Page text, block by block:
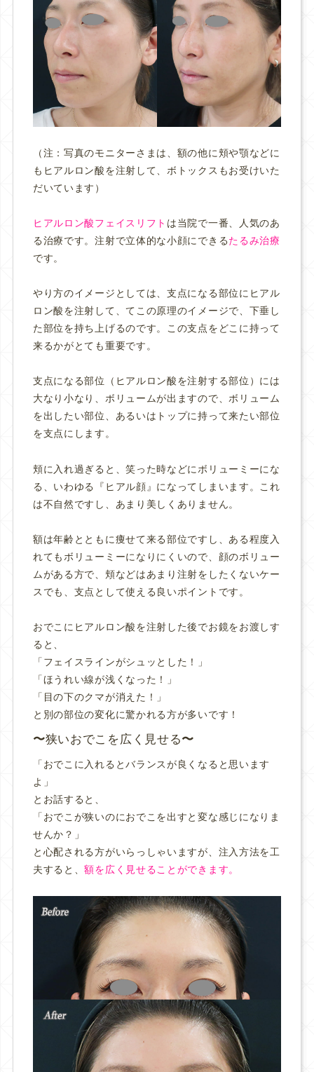
（注：写真のモニターさまは、額の他に頬や顎などに
もヒアルロン酸を注射して、ボトックスもお受けいた
だいています）
ヒアルロン酸フェイスリフト は当院で一番、人気のあ
る治療です。注射で立体的な小顔にできるたるみ治療
です。
やり方のイメージとしては、支点になる部位にヒアル
ロン酸を注射して、てこの原理のイメージで、下垂し
た部位を持ち上げるのです。この支点をどこに持って
来るかがとても重要です。
支点になる部位（ヒアルロン酸を注射する部位）には
大なり小なり、ボリュームが出ますので、ボリューム
を出したい部位、あるいはトップに持って来たい部位
を支点にします。
頬に入れ過ぎると、笑った時などにボリューミーにな
る、いわゆる『ヒアル顔』になってしまいます。これ
は不自然ですし、あまり美しくありません。
額は年齢とともに痩せて来る部位ですし、ある程度入
れてもボリューミーになりにくいので、顔のボリュー
ムがある方で、頬などはあまり注射をしたくないケー
スでも、支点として使える良いポイントです。
おでこにヒアルロン酸を注射した後でお鏡をお渡しす
ると、
「フェイスラインがシュッとした！」
「ほうれい線が浅くなった！」
「目の下のクマが消えた！」
と別の部位の変化に驚かれる方が多いです！
狭いおでこを広く見せる
「おでこに入れるとバランスが良くなると思います
よ」
とお話すると、
「おでこが狭いのにおでこを出すと変な感じになりま
せんか？」
と心配される方がいらっしゃいますが、注入方法を工
夫すると、額を広く見せることができます。